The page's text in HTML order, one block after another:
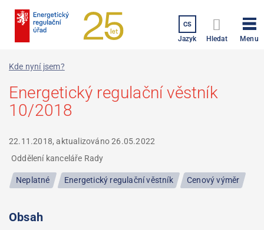
CS
Jazyk Hledat Menu
Kde nyní jsem?
Energetický regulační věstník
10/2018
22.11.2018, aktualizováno26.05.2022
Oddělení kanceláře Rady
Neplatné Energetický regulační věstník Cenový výměr
Obsah